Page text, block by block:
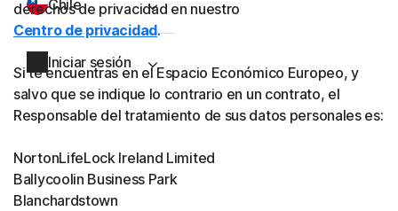
Chile
Iniciar sesión
derechos de privacidad en nuestro
Centro de privacidad.
Si te encuentras en el Espacio Económico Europeo, y
salvo que se indique lo contrario en un contrato, el
Responsable del tratamiento de sus datos personales es:
NortonLifeLock Ireland Limited
Ballycoolin Business Park
Blanchardstown